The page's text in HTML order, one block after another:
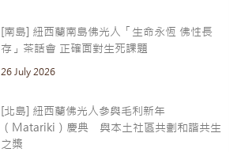
[南島] 紐西蘭南島佛光人「生命永恆 佛性長
存」茶話會 正確面對生死課題
26 July 2026
[北島] 紐西蘭佛光人參與毛利新年
（Matariki）慶典 與本土社區共劃和諧共生
之槳